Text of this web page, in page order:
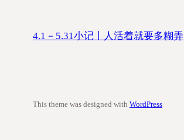
4.1－5.31小记丨人活着就要多糊弄
This theme was designed with WordPress